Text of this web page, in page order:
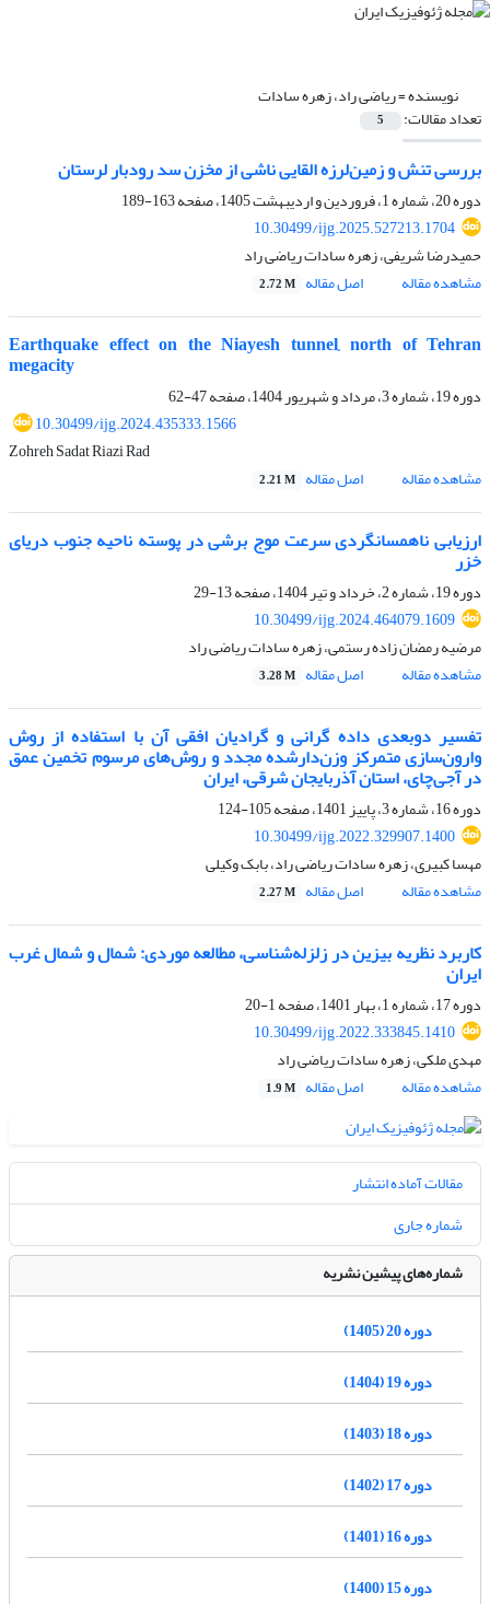
نویسنده =ریاضی راد، زهره سادات
تعداد مقالات: 5
بررسی تنش و زمین‌لرزه القایی ناشی از مخزن سد رودبار لرستان
دوره 20، شماره 1، فروردین و اردیبهشت 1405، صفحه
163-189
10.30499/ijg.2025.527213.1704
حمیدرضا شریفی، زهره سادات ریاضی راد
مشاهده مقاله
اصل مقاله 2.72 M
Earthquake effect on the Niayesh tunnel, north of Tehran
megacity
دوره 19، شماره 3، مرداد و شهریور 1404، صفحه
47-62
10.30499/ijg.2024.435333.1566
Zohreh Sadat Riazi Rad
مشاهده مقاله
اصل مقاله 2.21 M
ارزیابی ناهمسانگردی سرعت موج برشی در پوسته ناحیه جنوب دریای
خزر
دوره 19، شماره 2، خرداد و تیر 1404، صفحه
13-29
10.30499/ijg.2024.464079.1609
مرضیه رمضان زاده رستمی، زهره سادات ریاضی راد
مشاهده مقاله
اصل مقاله 3.28 M
تفسیر دو‌بعدی داده گرانی و گرادیان افقی آن با استفاده از روش
وارون‌سازی متمرکز وزن‌دارشده مجدد و روش‌های مرسوم تخمین عمق
در آجی‌چای، استان آذربایجان شرقی، ایران
دوره 16، شماره 3، پاییز 1401، صفحه
105-124
10.30499/ijg.2022.329907.1400
مهسا کبیری، زهره سادات ریاضی راد، بابک وکیلی
مشاهده مقاله
اصل مقاله 2.27 M
کاربرد نظریه بیزین در زلزله‌شناسی، مطالعه موردی: شمال و شمال غرب
ایران
دوره 17، شماره 1، بهار 1401، صفحه
1-20
10.30499/ijg.2022.333845.1410
مهدی ملکی، زهره سادات ریاضی راد
مشاهده مقاله
اصل مقاله 1.9 M
مقالات آماده انتشار
شماره جاری
شماره‌های پیشین نشریه
دوره 20 (1405)
دوره 19 (1404)
دوره 18 (1403)
دوره 17 (1402)
دوره 16 (1401)
دوره 15 (1400)